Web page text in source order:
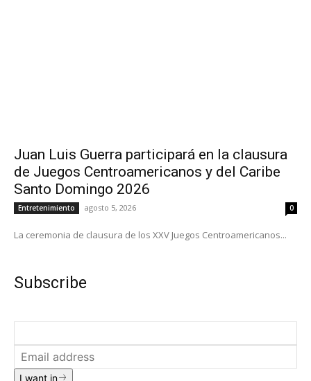
Juan Luis Guerra participará en la clausura
de Juegos Centroamericanos y del Caribe
Santo Domingo 2026
Entretenimiento agosto 5, 2026 0
La ceremonia de clausura de los XXV Juegos Centroamericanos...
Subscribe
I want in